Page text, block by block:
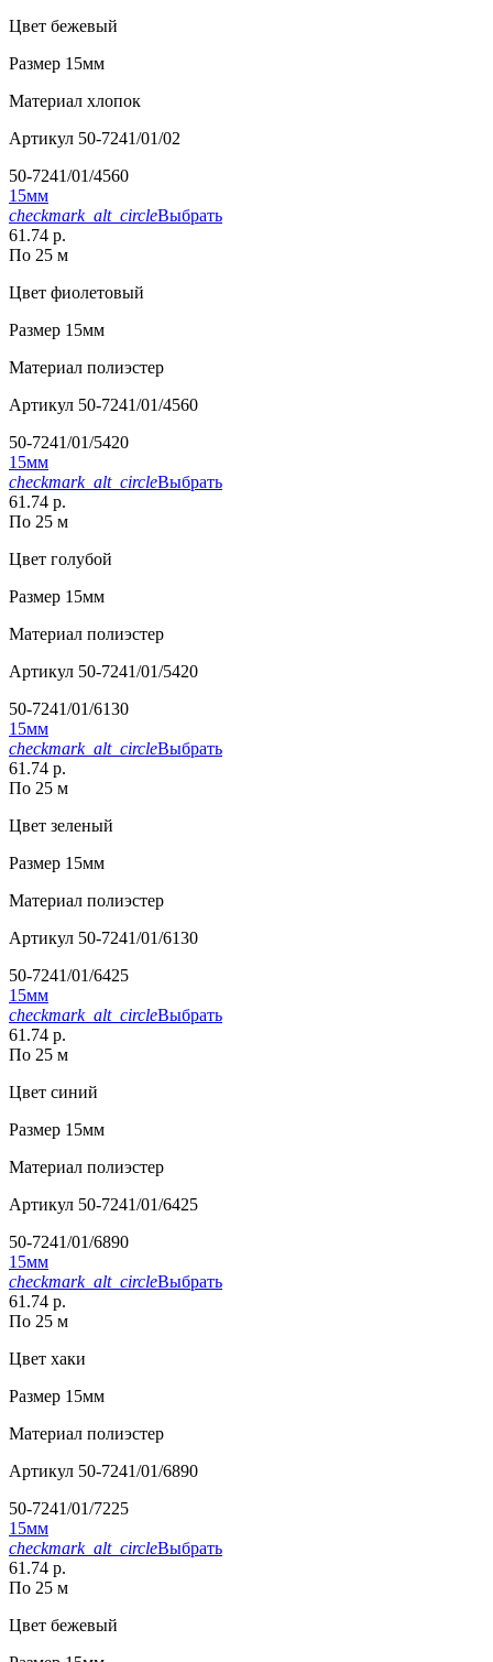
Цвет бежевый
Размер 15мм
Материал хлопок
Артикул 50-7241/01/02
50-7241/01/4560
15мм
checkmark_alt_circleВыбрать
61.74 р.
По 25 м
Цвет фиолетовый
Размер 15мм
Материал полиэстер
Артикул 50-7241/01/4560
50-7241/01/5420
15мм
checkmark_alt_circleВыбрать
61.74 р.
По 25 м
Цвет голубой
Размер 15мм
Материал полиэстер
Артикул 50-7241/01/5420
50-7241/01/6130
15мм
checkmark_alt_circleВыбрать
61.74 р.
По 25 м
Цвет зеленый
Размер 15мм
Материал полиэстер
Артикул 50-7241/01/6130
50-7241/01/6425
15мм
checkmark_alt_circleВыбрать
61.74 р.
По 25 м
Цвет синий
Размер 15мм
Материал полиэстер
Артикул 50-7241/01/6425
50-7241/01/6890
15мм
checkmark_alt_circleВыбрать
61.74 р.
По 25 м
Цвет хаки
Размер 15мм
Материал полиэстер
Артикул 50-7241/01/6890
50-7241/01/7225
15мм
checkmark_alt_circleВыбрать
61.74 р.
По 25 м
Цвет бежевый